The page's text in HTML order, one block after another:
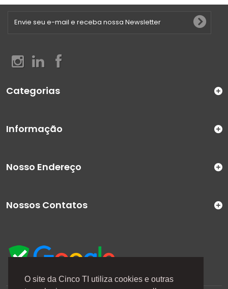
O site da Cinco TI utiliza cookies e outras
Categorias
Informação
Nosso Endereço
Nossos Contatos